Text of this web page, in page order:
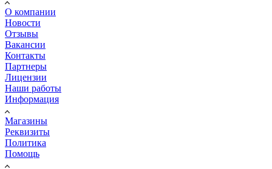
О компании
Новости
Отзывы
Вакансии
Контакты
Партнеры
Лицензии
Наши работы
Информация
Магазины
Реквизиты
Политика
Помощь